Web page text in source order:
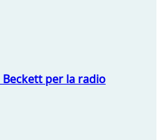
per la radio